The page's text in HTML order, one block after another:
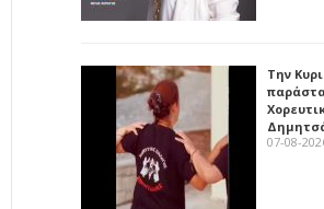
Την
07-08-